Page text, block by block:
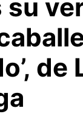
su
de